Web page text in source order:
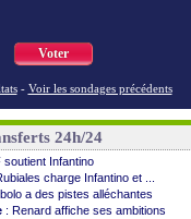
Voter
- Voir les sondages précédents
24h/24
soutient Infantino
charge Infantino et ...
a des pistes alléchantes
: Renard affiche ses ambitions